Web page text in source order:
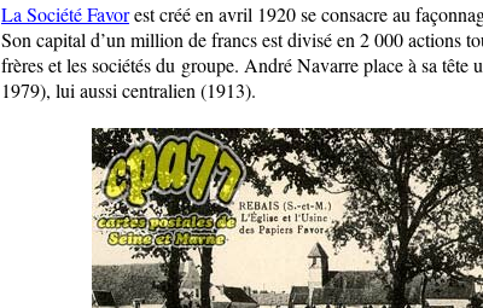
La Société Favorest créé en avril 1920 se consacre au
Son capital d’un million de francs est divisé en 2 000 actions
frères et les sociétés du groupe. André Navarre place à sa tête
1979), lui aussi centralien (1913).